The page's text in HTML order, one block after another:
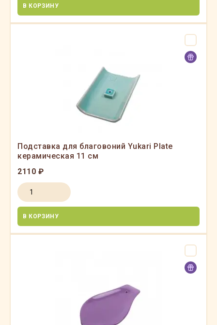
В КОРЗИНУ
Подставка для благовоний Yukari Plate
керамическая 11 см
2110 ₽
В КОРЗИНУ